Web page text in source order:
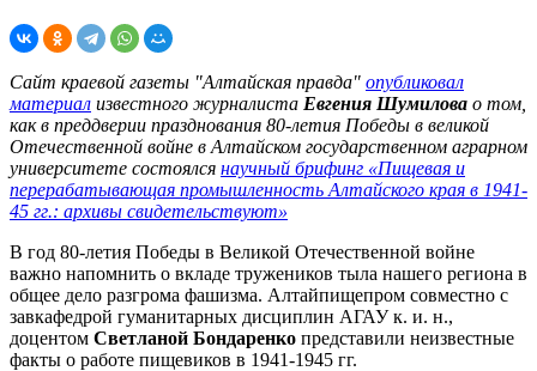
Сайт краевой газеты "Алтайская правда" опубликовал
материал известного журналиста Евгения Шумилова о том,
как в преддверии празднования 80-летия Победы в великой
Отечественной войне в Алтайском государственном аграрном
университете состоялся научный брифинг «Пищевая и
перерабатывающая промышленность Алтайского края в 1941-
45 гг.: архивы свидетельствуют»
В год 80-летия Победы в Великой Отечественной войне
важно напомнить о вкладе тружеников тыла нашего региона в
общее дело разгрома фашизма. Алтайпищепром совместно с
завкафедрой гуманитарных дисциплин АГАУ к. и. н.,
доцентом Светланой Бондаренко представили неизвестные
факты о работе пищевиков в 1941-1945 гг.